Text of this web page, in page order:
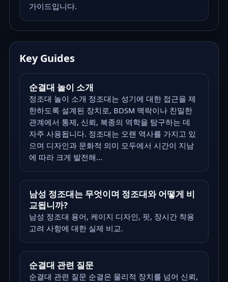
가이드입니다.
Key Guides
순결대 놀이 소개
정조대 놀이 소개 정조대는 성기에 대한 접근을 제
한하도록 설계된 장치로, BDSM 맥락이나 친밀한
관계에서 통제, 신뢰, 복종의 역학을 탐구하는 데
자주 사용됩니다. 정조대는 오랜 역사를 가지고 있
으며 디자인과 문화적 의미 모두에서 시간이 지남
에 따라 크게 발전해...
남성 정조대는 무엇이며 정조대와 어떻게 비
교됩니까?
남성 정조대 용어, 케이지 디자인, 핏, 장시간 착용
고려 사항에 대한 실제 비교.
순결대 관련 질문
순결대 관련 질문 순결은 물리적 장치를 넘어 신뢰,